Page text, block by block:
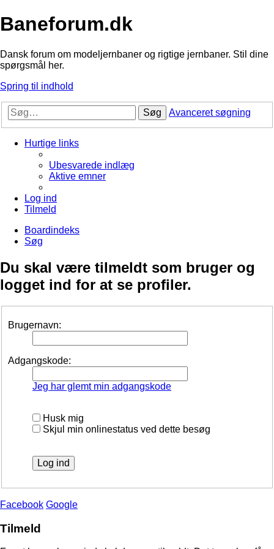
Baneforum.dk
Dansk forum om modeljernbaner og rigtige jernbaner. Stil dine
spørgsmål her.
Spring til indhold
Søg Avanceret søgning
Hurtige links
Ubesvarede indlæg
Aktive emner
Log ind
Tilmeld
Boardindeks
Søg
Du skal være tilmeldt som bruger og
logget ind for at se profiler.
Brugernavn:
Adgangskode:
Jeg har glemt min adgangskode
Husk mig
Skjul min onlinestatus ved dette besøg
Facebook Google
Tilmeld